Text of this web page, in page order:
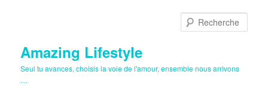
Amazing Lifestyle
Seul tu avances, choisis la voie de l'amour, ensemble nous arrivons
…